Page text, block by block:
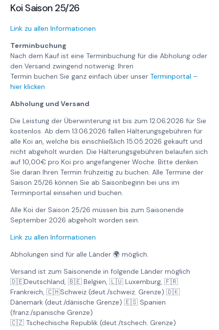
Koi Saison 25/26
Link zu allen Informationen
Terminbuchung
Nach dem Kauf ist eine Terminbuchung für die Abholung oder
den Versand zwingend notwenig. Ihren
Termin buchen Sie ganz einfach über unserTerminportal –
hier klicken
Abholung und Versand
Die Leistung der Überwinterung ist bis zum 12.06.2026 für Sie
kostenlos. Ab dem 13.06.2026 fallen Hälterungsgebühren für
alle Koi an, welche bis einschließlich 15.05.2026 gekauft und
nicht abgeholt wurden. Die Hälterungsgebühren belaufen sich
auf 10,00€ pro Koi pro angefangener Woche. Bitte denken
Sie daran Ihren Termin frühzeitig zu buchen. Alle Termine der
Saison 25/26 können Sie ab Saisonbeginn bei uns im
Terminportal einsehen und buchen.
Alle Koi der Saison 25/26 müssen bis zum Saisonende
September 2026 abgeholt worden sein.
Link zu allen Informationen
Abholungen sind für alle Länder 🌍 möglich.
Versand ist zum Saisonende in folgende Länder möglich
🇩🇪Deutschland, 🇧🇪 Belgien, 🇱🇺 Luxemburg, 🇫🇷
Frankreich, 🇨🇭Schweiz (deut./schweiz. Grenze) 🇩🇰
Dänemark (deut./dänische Grenze) 🇪🇸 Spanien
(franz./spanische Grenze)
🇨🇿 Tschechische Republik (deut./tschech. Grenze)